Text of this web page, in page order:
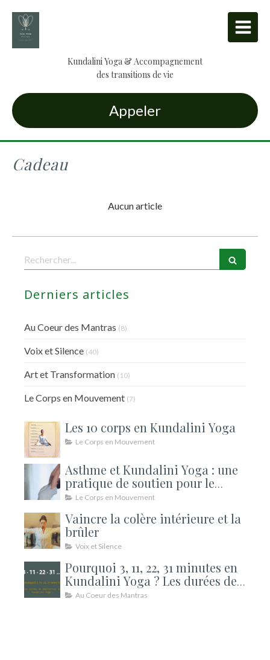
Kundalini Yoga & Accompagnement
des transitions de vie
Appeler
Cadeau
Aucun article
Rechercher
Derniers articles
Au Coeur des Mantras (8)
Voix et Silence (40)
Art et Transformation (10)
Le Corps en Mouvement (7)
Les 10 corps en Kundalini Yoga
Le Corps en Mouvement
Asthme et Kundalini Yoga : une
pratique de soutien pour le
souffle
Le Corps en Mouvement
Vaincre la colère intérieure et la
brûler
Voix et Silence
Pourquoi 3, 11, 22, 31 minutes en
Kundalini Yoga ? Les durées de
méditation expliquées
Au Coeur des Mantras